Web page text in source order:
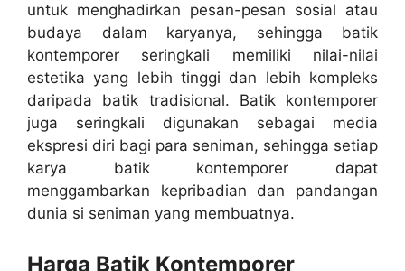
untuk menghadirkan pesan-pesan sosial atau
budaya dalam karyanya, sehingga batik
kontemporer seringkali memiliki nilai-nilai
estetika yang lebih tinggi dan lebih kompleks
daripada batik tradisional. Batik kontemporer
juga seringkali digunakan sebagai media
ekspresi diri bagi para seniman, sehingga setiap
karya batik kontemporer dapat
menggambarkan kepribadian dan pandangan
dunia si seniman yang membuatnya.
Harga Batik Kontemporer